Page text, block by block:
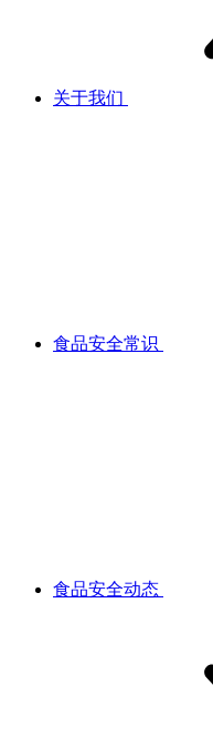
关于我们
食品安全常识
食品安全动态